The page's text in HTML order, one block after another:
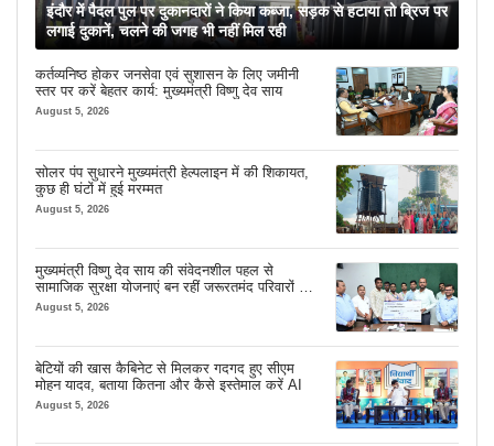
इंदौर में पैदल पुल पर दुकानदारों ने किया कब्जा, सड़क से हटाया तो ब्रिज पर
लगाई दुकानें, चलने की जगह भी नहीं मिल रही
कर्तव्यनिष्ठ होकर जनसेवा एवं सुशासन के लिए जमीनी
स्तर पर करें बेहतर कार्य: मुख्यमंत्री विष्णु देव साय
August 5, 2026
सोलर पंप सुधारने मुख्यमंत्री हेल्पलाइन में की शिकायत,
कुछ ही घंटों में हुई मरम्मत
August 5, 2026
मुख्यमंत्री विष्णु देव साय की संवेदनशील पहल से
सामाजिक सुरक्षा योजनाएं बन रहीं जरूरतमंद परिवारों का
मजबूत सहारा
August 5, 2026
बेटियों की खास कैबिनेट से मिलकर गदगद हुए सीएम
मोहन यादव, बताया कितना और कैसे इस्तेमाल करें AI
August 5, 2026